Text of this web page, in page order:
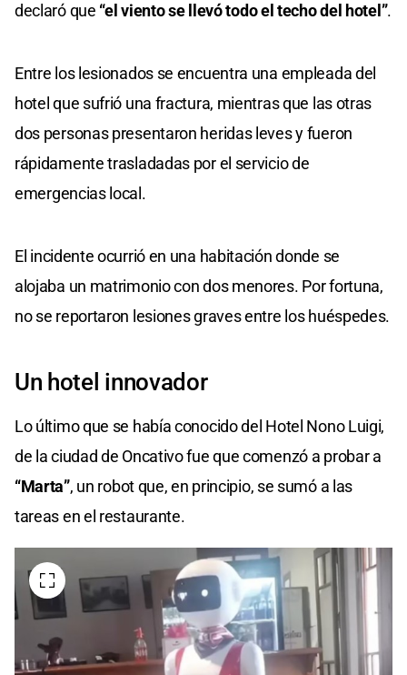
declaró que “el viento se llevó todo el techo del hotel”.
Entre los lesionados se encuentra una empleada del
hotel que sufrió una fractura, mientras que las otras
dos personas presentaron heridas leves y fueron
rápidamente trasladadas por el servicio de
emergencias local.
El incidente ocurrió en una habitación donde se
alojaba un matrimonio con dos menores. Por fortuna,
no se reportaron lesiones graves entre los huéspedes.
Un hotel innovador
Lo último que se había conocido del Hotel Nono Luigi,
de la ciudad de Oncativo fue que comenzó a probar a
“Marta”, un robot que, en principio, se sumó a las
tareas en el restaurante.